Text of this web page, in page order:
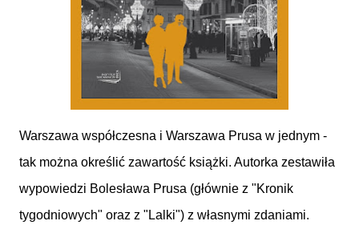
Warszawa współczesna i Warszawa Prusa w jednym -
tak można określić zawartość książki. Autorka zestawiła
wypowiedzi Bolesława Prusa (głównie z "Kronik
tygodniowych" oraz z "Lalki") z własnymi zdaniami.